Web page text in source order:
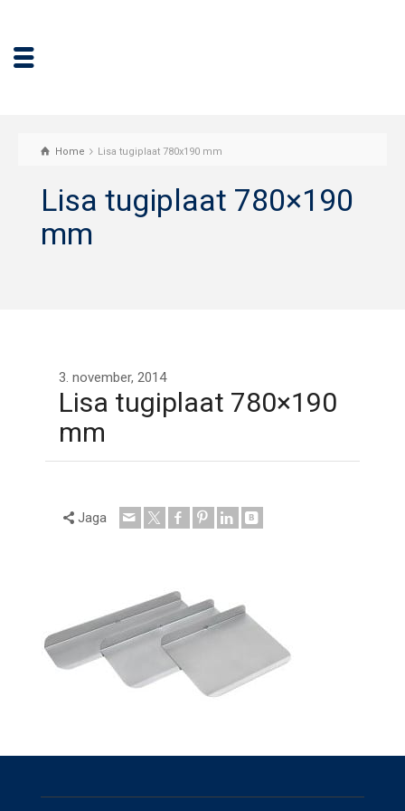
Home Lisa tugiplaat 780x190 mm
Lisa tugiplaat 780×190
mm
3. november, 2014
Lisa tugiplaat 780×190
mm
Jaga